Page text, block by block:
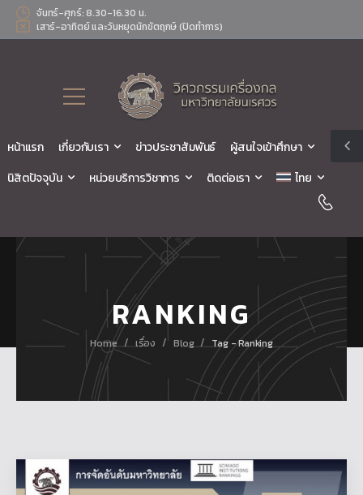
จันทร์-ศุกร์: 8.30-16.30 น.
เสาร์-อาทิตย์ และวันหยุดนักขัตฤกษ์ (ปิดทำการ)
หน้าแรก เกี่ยวกับเรา ข่าวประชาสัมพันธ์
ผู้สนใจเข้าศึกษา
นิสิตปัจจุบัน
หน่วยบริการวิชาการ ติดต่อเรา ไทย
RANKING
Home / เรื่อง / Blog / Tag - Ranking